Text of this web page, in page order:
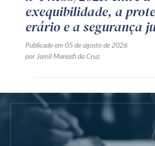
exequibilidade, a
erário e a segurança
Publicado em 05 de agosto de 2026
por Jamil Manasfi da Cruz